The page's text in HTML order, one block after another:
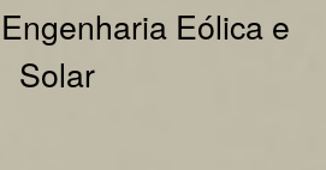
Eólica e
Solar